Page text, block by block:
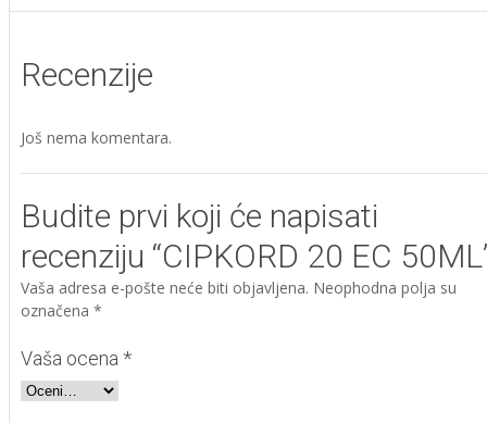
Recenzije
Još nema komentara.
Budite prvi koji će napisati
recenziju “CIPKORD 20 EC
Vaša adresa e-pošte neće biti objavljena. Neophodna polja su
označena *
Vaša ocena *